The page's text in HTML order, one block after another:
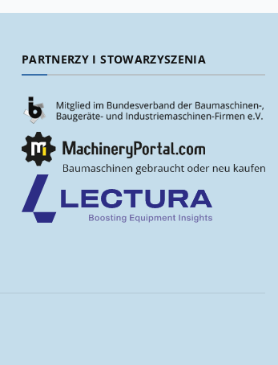
PARTNERZY I STOWARZYSZENIA